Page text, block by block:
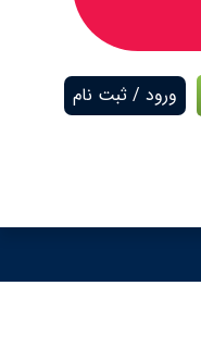
ورود / ثبت نام